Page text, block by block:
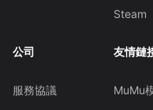
Steam
公司
服務協議
友情鏈
MuMu